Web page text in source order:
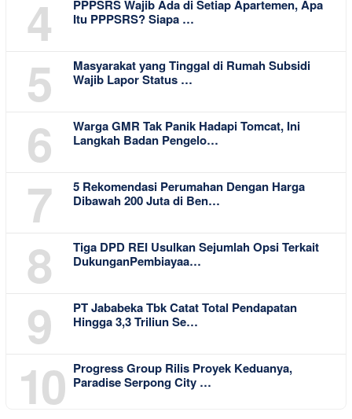
4
PPPSRS Wajib Ada di Setiap Apartemen, Apa
Itu PPPSRS? Siapa …
5
Masyarakat yang Tinggal di Rumah Subsidi
Wajib Lapor Status …
6
Warga GMR Tak Panik Hadapi Tomcat, Ini
Langkah Badan Pengelo…
7
5 Rekomendasi Perumahan Dengan Harga
Dibawah 200 Juta di Ben…
8
Tiga DPD REI Usulkan Sejumlah Opsi Terkait
DukunganPembiayaa…
9
PT Jababeka Tbk Catat Total Pendapatan
Hingga 3,3 Triliun Se…
10
Progress Group Rilis Proyek Keduanya,
Paradise Serpong City …